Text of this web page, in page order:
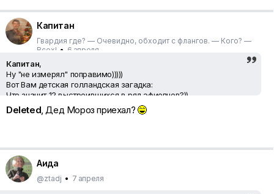
Капитан
Гвардия где? — Очевидно, обходит с флангов. — Кого? —
Всех! • 6 апреля
Капитан,
Ну "не измерял" поправимо)))))
Вот Вам детская голландская загадка:
Что значит 12 выстроившихся в ряд эфиопцев?))
Повторяю детская загадка , голландская))) типа
толлерантной страны)))
Deleted, Дед Мороз приехал?
Аида
@ztadj • 7 апреля